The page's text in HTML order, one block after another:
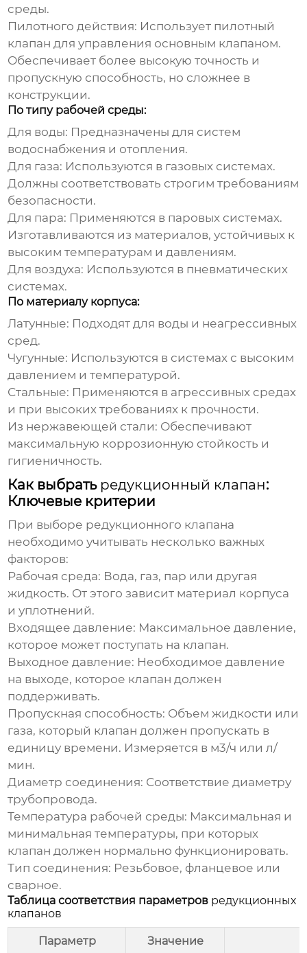
среды.
Пилотного действия: Использует пилотный
клапан для управления основным клапаном.
Обеспечивает более высокую точность и
пропускную способность, но сложнее в
конструкции.
По типу рабочей среды:
Для воды: Предназначены для систем
водоснабжения и отопления.
Для газа: Используются в газовых системах.
Должны соответствовать строгим требованиям
безопасности.
Для пара: Применяются в паровых системах.
Изготавливаются из материалов, устойчивых к
высоким температурам и давлениям.
Для воздуха: Используются в пневматических
системах.
По материалу корпуса:
Латунные: Подходят для воды и неагрессивных
сред.
Чугунные: Используются в системах с высоким
давлением и температурой.
Стальные: Применяются в агрессивных средах
и при высоких требованиях к прочности.
Из нержавеющей стали: Обеспечивают
максимальную коррозионную стойкость и
гигиеничность.
Как выбрать редукционный клапан:
Ключевые критерии
При выборе редукционного клапана
необходимо учитывать несколько важных
факторов:
Рабочая среда: Вода, газ, пар или другая
жидкость. От этого зависит материал корпуса
и уплотнений.
Входящее давление: Максимальное давление,
которое может поступать на клапан.
Выходное давление: Необходимое давление
на выходе, которое клапан должен
поддерживать.
Пропускная способность: Объем жидкости или
газа, который клапан должен пропускать в
единицу времени. Измеряется в м3/ч или л/
мин.
Диаметр соединения: Соответствие диаметру
трубопровода.
Температура рабочей среды: Максимальная и
минимальная температуры, при которых
клапан должен нормально функционировать.
Тип соединения: Резьбовое, фланцевое или
сварное.
Таблица соответствия параметров редукционных
клапанов
Параметр Значение